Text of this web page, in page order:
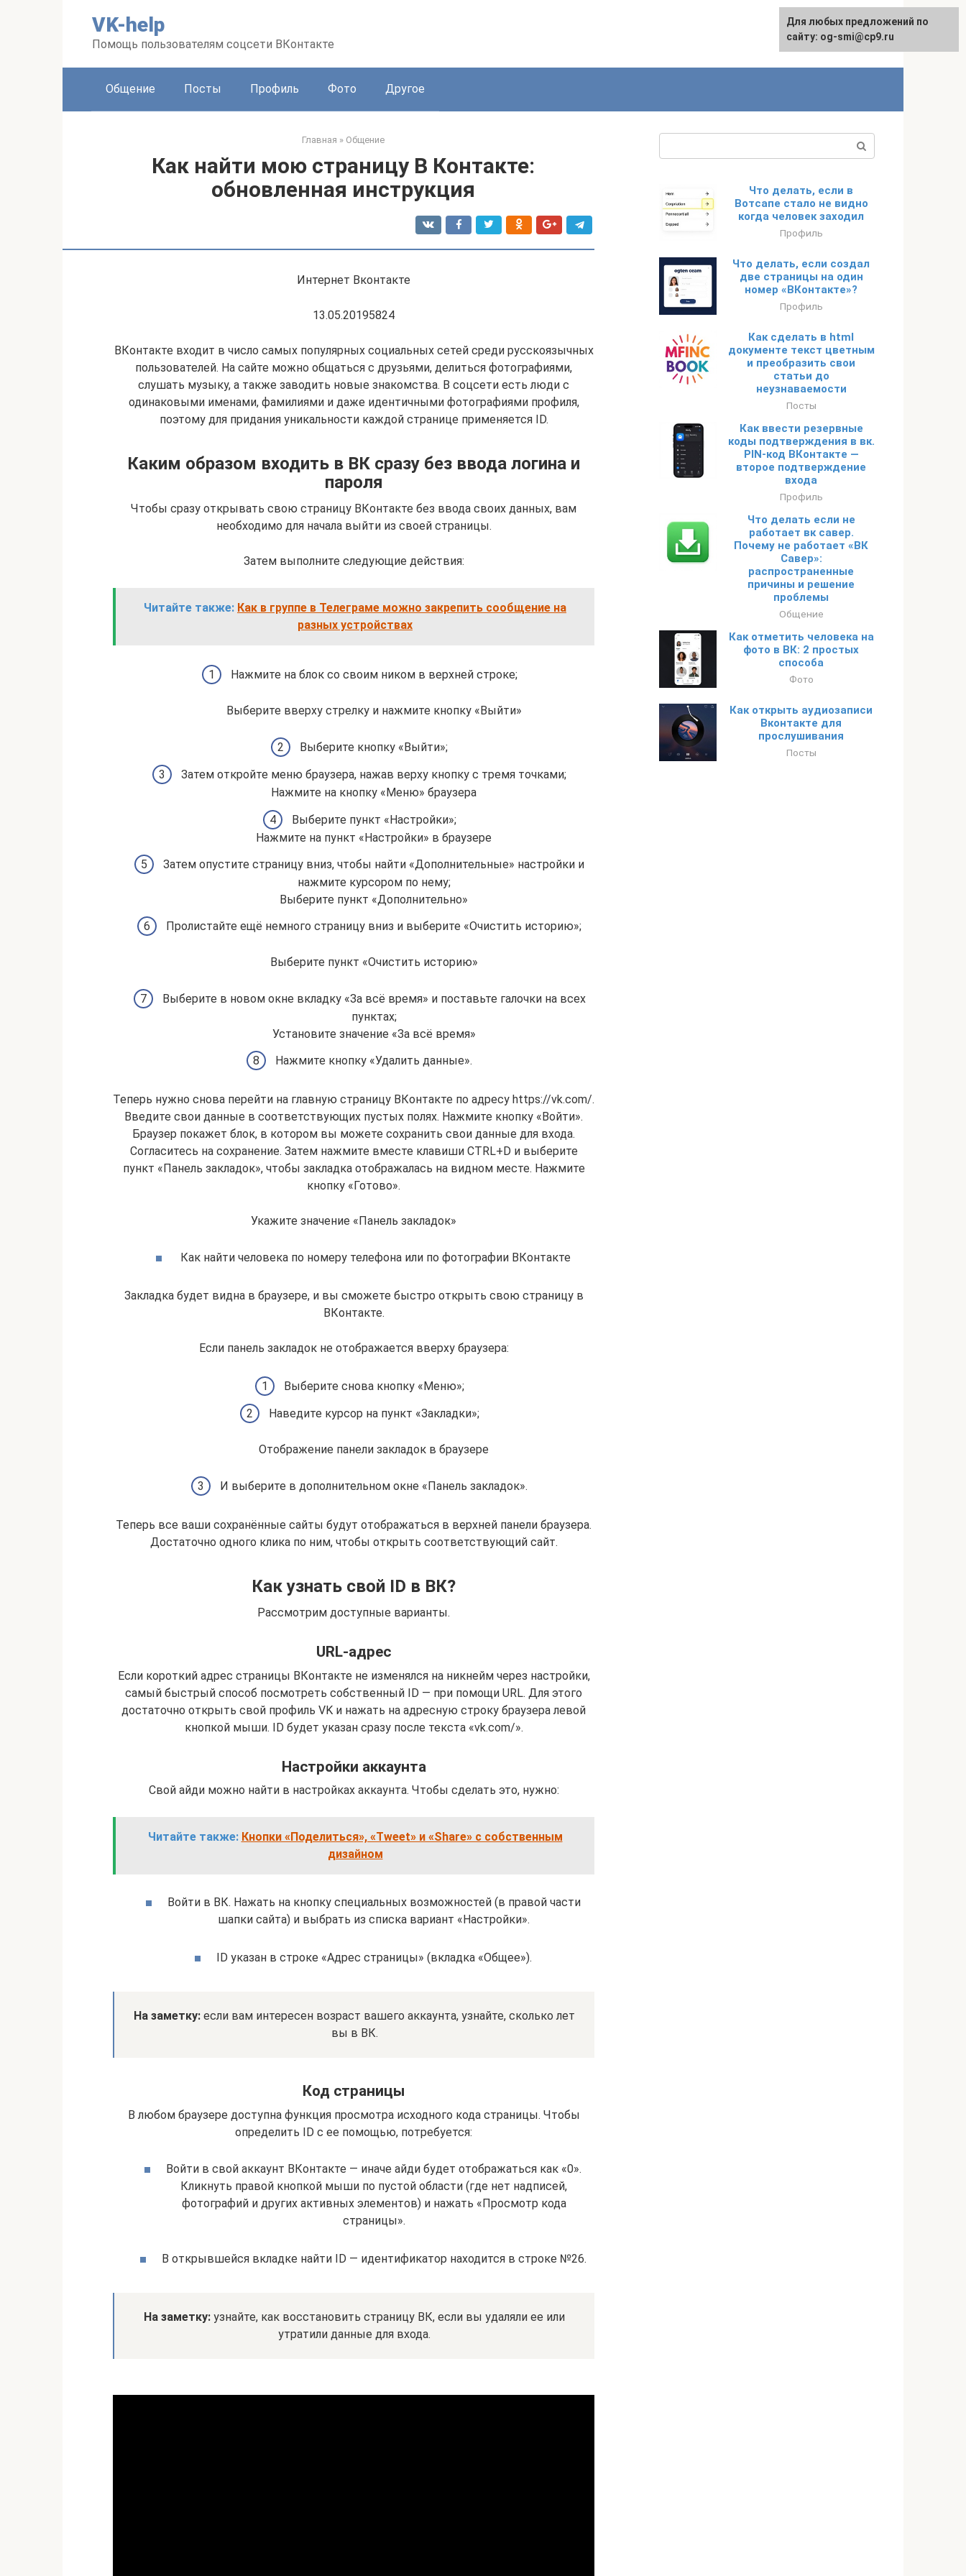
VK-help
Помощь пользователям соцсети ВКонтакте
Общение Посты Профиль Фото Другое
Главная » Общение
Как найти мою страницу В Контакте:
обновленная инструкция
Интернет Вконтакте
13.05.20195824
ВКонтакте входит в число самых популярных социальных сетей среди русскоязычных
пользователей. На сайте можно общаться с друзьями, делиться фотографиями,
слушать музыку, а также заводить новые знакомства. В соцсети есть люди с
одинаковыми именами, фамилиями и даже идентичными фотографиями профиля,
поэтому для придания уникальности каждой странице применяется ID.
Каким образом входить в ВК сразу без ввода логина и
пароля
Чтобы сразу открывать свою страницу ВКонтакте без ввода своих данных, вам
необходимо для начала выйти из своей страницы.
Затем выполните следующие действия:
Читайте также: Как в группе в Телеграме можно закрепить сообщение на
разных устройствах
Нажмите на блок со своим ником в верхней строке;
Выберите вверху стрелку и нажмите кнопку «Выйти»
Выберите кнопку «Выйти»;
Затем откройте меню браузера, нажав верху кнопку с тремя точками;
Нажмите на кнопку «Меню» браузера
Выберите пункт «Настройки»;
Нажмите на пункт «Настройки» в браузере
Затем опустите страницу вниз, чтобы найти «Дополнительные» настройки и
нажмите курсором по нему;
Выберите пункт «Дополнительно»
Пролистайте ещё немного страницу вниз и выберите «Очистить историю»;
Выберите пункт «Очистить историю»
Выберите в новом окне вкладку «За всё время» и поставьте галочки на всех
пунктах;
Установите значение «За всё время»
Нажмите кнопку «Удалить данные».
Теперь нужно снова перейти на главную страницу ВКонтакте по адресу https://vk.com/.
Введите свои данные в соответствующих пустых полях. Нажмите кнопку «Войти».
Браузер покажет блок, в котором вы можете сохранить свои данные для входа.
Согласитесь на сохранение. Затем нажмите вместе клавиши CTRL+D и выберите
пункт «Панель закладок», чтобы закладка отображалась на видном месте. Нажмите
кнопку «Готово».
Укажите значение «Панель закладок»
Как найти человека по номеру телефона или по фотографии ВКонтакте
Закладка будет видна в браузере, и вы сможете быстро открыть свою страницу в
ВКонтакте.
Если панель закладок не отображается вверху браузера:
Выберите снова кнопку «Меню»;
Наведите курсор на пункт «Закладки»;
Отображение панели закладок в браузере
И выберите в дополнительном окне «Панель закладок».
Теперь все ваши сохранённые сайты будут отображаться в верхней панели браузера.
Достаточно одного клика по ним, чтобы открыть соответствующий сайт.
Как узнать свой ID в ВК?
Рассмотрим доступные варианты.
URL-адрес
Если короткий адрес страницы ВКонтакте не изменялся на никнейм через настройки,
самый быстрый способ посмотреть собственный ID — при помощи URL. Для этого
достаточно открыть свой профиль VK и нажать на адресную строку браузера левой
кнопкой мыши. ID будет указан сразу после текста «vk.com/».
Настройки аккаунта
Свой айди можно найти в настройках аккаунта. Чтобы сделать это, нужно:
Читайте также: Кнопки «Поделиться», «Tweet» и «Share» с собственным
дизайном
Войти в ВК. Нажать на кнопку специальных возможностей (в правой части
шапки сайта) и выбрать из списка вариант «Настройки».
ID указан в строке «Адрес страницы» (вкладка «Общее»).
На заметку: если вам интересен возраст вашего аккаунта, узнайте, сколько лет
вы в ВК.
Код страницы
В любом браузере доступна функция просмотра исходного кода страницы. Чтобы
определить ID с ее помощью, потребуется:
Войти в свой аккаунт ВКонтакте — иначе айди будет отображаться как «0».
Кликнуть правой кнопкой мыши по пустой области (где нет надписей,
фотографий и других активных элементов) и нажать «Просмотр кода
страницы».
В открывшейся вкладке найти ID — идентификатор находится в строке №26.
На заметку: узнайте, как восстановить страницу ВК, если вы удаляли ее или
утратили данные для входа.
Что делать, если в
Вотсапе стало не видно
когда человек заходил
Профиль
Что делать, если создал
две страницы на один
номер «ВКонтакте»?
Профиль
Как сделать в html
документе текст цветным
и преобразить свои
статьи до
неузнаваемости
Посты
Как ввести резервные
коды подтверждения в вк.
PIN-код ВКонтакте —
второе подтверждение
входа
Профиль
Что делать если не
работает вк савер.
Почему не работает «ВК
Савер»:
распространенные
причины и решение
проблемы
Общение
Как отметить человека на
фото в ВК: 2 простых
способа
Фото
Как открыть аудиозаписи
Вконтакте для
прослушивания
Посты
Для любых предложений по
сайту: og-smi@cp9.ru